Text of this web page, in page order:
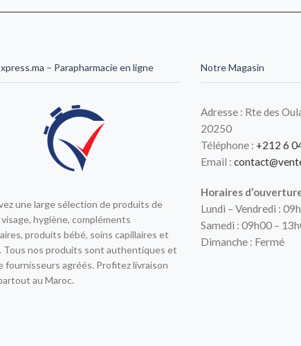
– Parapharmacie en ligne
une large sélection de produits de
hygiène, compléments
produits bébé, soins capillaires et
Tous nos produits sont authentiques et
fournisseurs agréés. Profitez livraison
au Maroc.
Notre Magasin
Adresse : Rte des
20250
Téléphone : +212 6
Email :
Horaires
Lundi – Vendredi :
Samedi : 09h00 –
Dimanche : Fermé